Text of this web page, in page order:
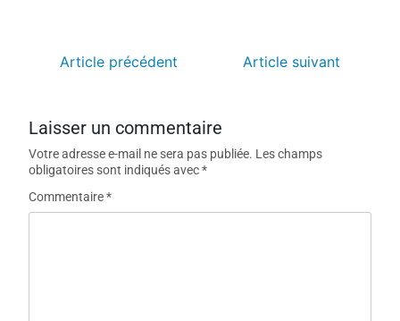
Article précédent Article suivant
Laisser un commentaire
Votre adresse e-mail ne sera pas publiée. Les champs
obligatoires sont indiqués avec*
Commentaire*